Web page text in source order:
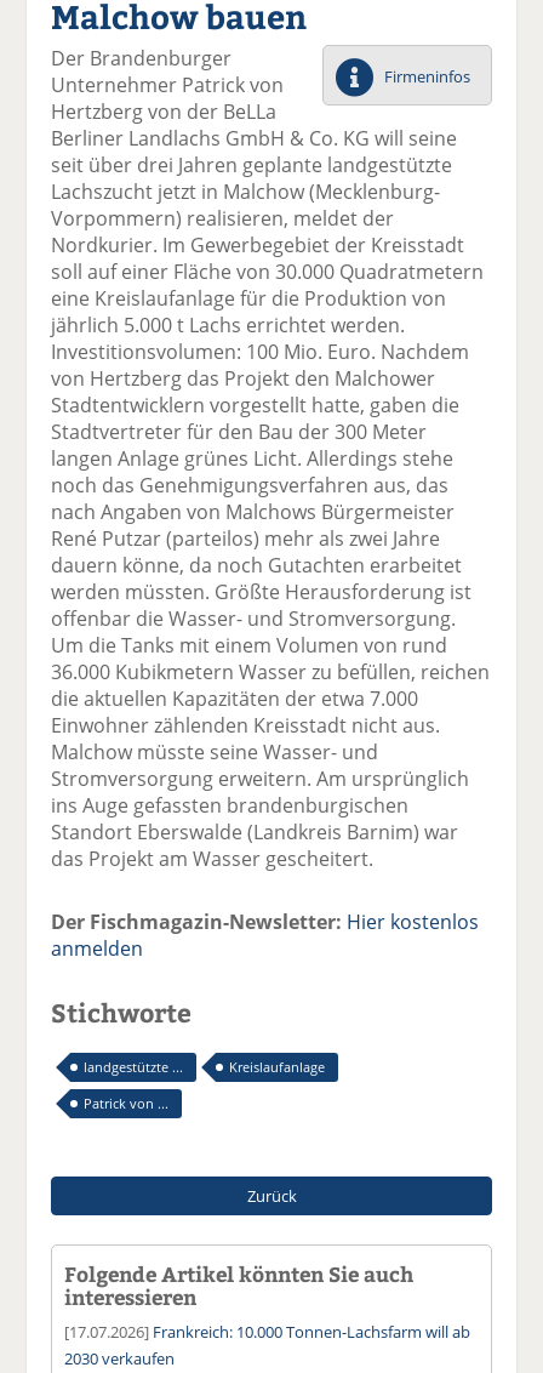
uf
F
ac
e
b
o
o
k
te
il
e
n
wi
tt
er
n
uf
Li
n
k
e
di
te
il
e
er
E
m
ai
l
se
n
d
n
ck
e
Malchow bauen
Firmeninfos
Der Brandenburger
Unternehmer Patrick von
Hertzberg von der BeLLa
Berliner Landlachs GmbH & Co. KG will seine
seit über drei Jahren geplante landgestützte
Lachszucht jetzt in Malchow (Mecklenburg-
Vorpommern) realisieren, meldet der
Nordkurier. Im Gewerbegebiet der Kreisstadt
soll auf einer Fläche von 30.000 Quadratmetern
eine Kreislaufanlage für die Produktion von
jährlich 5.000 t Lachs errichtet werden.
Investitionsvolumen: 100 Mio. Euro. Nachdem
von Hertzberg das Projekt den Malchower
Stadtentwicklern vorgestellt hatte, gaben die
Stadtvertreter für den Bau der 300 Meter
langen Anlage grünes Licht. Allerdings stehe
noch das Genehmigungsverfahren aus, das
nach Angaben von Malchows Bürgermeister
René Putzar (parteilos) mehr als zwei Jahre
dauern könne, da noch Gutachten erarbeitet
werden müssten. Größte Herausforderung ist
offenbar die Wasser- und Stromversorgung.
Um die Tanks mit einem Volumen von rund
36.000 Kubikmetern Wasser zu befüllen, reichen
die aktuellen Kapazitäten der etwa 7.000
Einwohner zählenden Kreisstadt nicht aus.
Malchow müsste seine Wasser- und
Stromversorgung erweitern. Am ursprünglich
ins Auge gefassten brandenburgischen
Standort Eberswalde (Landkreis Barnim) war
das Projekt am Wasser gescheitert.
Der Fischmagazin-Newsletter: Hier kostenlos
anmelden
Stichworte
landgestützte ...
Kreislaufanlage
Patrick von ...
Zurück
Folgende Artikel könnten Sie auch
interessieren
[17.07.2026] Frankreich: 10.000 Tonnen-Lachsfarm will ab
2030 verkaufen